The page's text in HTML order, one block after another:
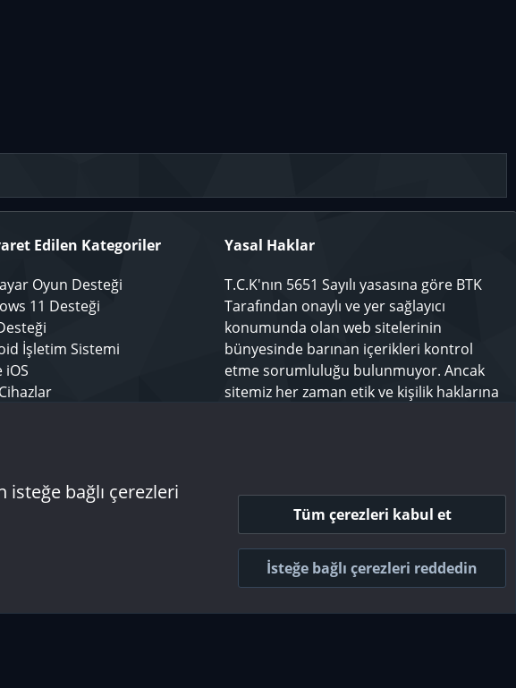
Edilen Kategoriler
Oyun Desteği
11 Desteği
İşletim Sistemi
iOS
Yasal Haklar
T.C.K'nın 5651 Sayılı yasasına göre BTK
Tarafından onaylı ve yer sağlayıcı
konumunda olan web sitelerinin
bünyesinde barınan içerikleri kontrol
etme sorumluluğu bulunmuyor. Ancak
sitemiz her zaman etik ve kişilik haklarına
bağlı çerezleri
Tüm çerezleri kabul et
İsteğe bağlı çerezleri reddedin